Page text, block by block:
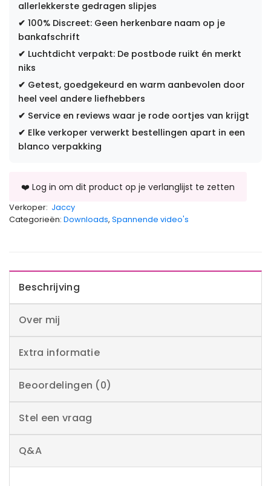
allerlekkerste gedragen slipjes
✔ 100% Discreet: Geen herkenbare naam op je
bankafschrift
✔ Luchtdicht verpakt: De postbode ruikt én merkt
niks
✔ Getest, goedgekeurd en warm aanbevolen door
heel veel andere liefhebbers
✔ Service en reviews waar je rode oortjes van krijgt
✔ Elke verkoper verwerkt bestellingen apart in een
blanco verpakking
Verkoper: Jaccy
Categorieën: Downloads, Spannende video's
Beschrijving
Over mij
Extra informatie
Beoordelingen (0)
Stel een vraag
Q&A